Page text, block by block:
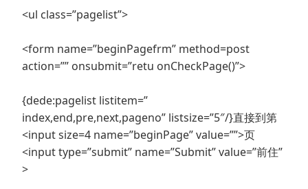
<ul class=”pagelist”>
<form name=”beginPagefrm” method=post
action=”” onsubmit=”retu onCheckPage()”>
{dede:pagelist listitem=”
index,end,pre,next,pageno” listsize=”5″/}直接到第
<input size=4 name=”beginPage” value=””>页
<input type=”submit” name=”Submit” value=”前住”
>